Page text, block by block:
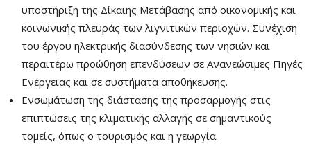
υποστήριξη της Δίκαιης Μετάβασης από οικονομικής και
κοινωνικής πλευράς των λιγνιτικών περιοχών. Συνέχιση
του έργου ηλεκτρικής διασύνδεσης των νησιών και
περαιτέρω προώθηση επενδύσεων σε Ανανεώσιμες Πηγές
Ενέργειας και σε συστήματα αποθήκευσης.
Ενσωμάτωση της διάστασης της προσαρμογής στις
επιπτώσεις της κλιματικής αλλαγής σε σημαντικούς
τομείς, όπως ο τουρισμός και η γεωργία.